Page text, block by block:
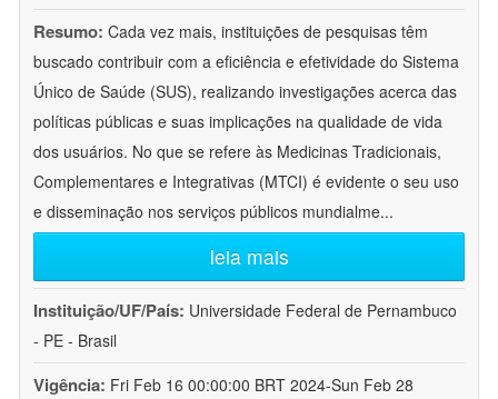
Resumo: Cada vez mais, instituições de pesquisas têm
buscado contribuir com a eficiência e efetividade do Sistema
Único de Saúde (SUS), realizando investigações acerca das
políticas públicas e suas implicações na qualidade de vida
dos usuários. No que se refere às Medicinas Tradicionais,
Complementares e Integrativas (MTCI) é evidente o seu uso
e disseminação nos serviços públicos mundialme...
leia mais
Instituição/UF/País: Universidade Federal de Pernambuco
- PE - Brasil
Vigência: Fri Feb 16 00:00:00 BRT 2024-Sun Feb 28